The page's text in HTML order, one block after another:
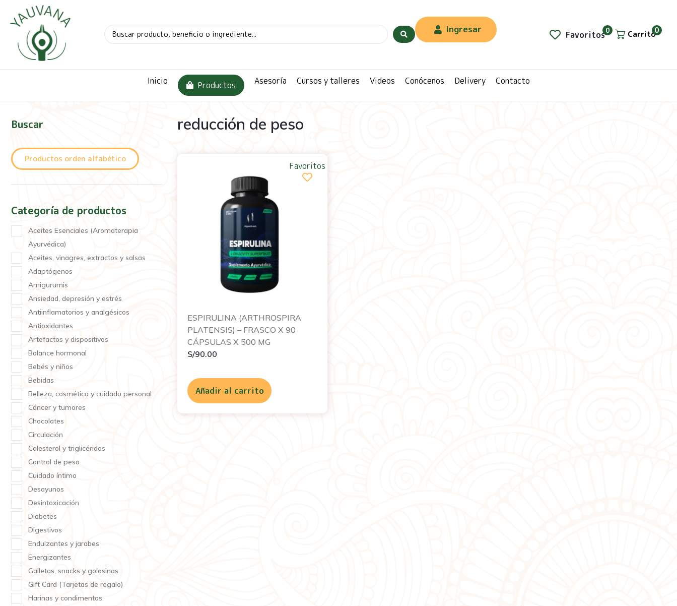
Ingresar Favoritos0 Carrito0
Inicio Productos Asesoría Cursos y talleres Videos Conócenos Delivery Contacto
Buscar
Productos orden alfabético
Categoría de productos
Aceites Esenciales (Aromaterapia
Ayurvédica)
Aceites, vinagres, extractos y salsas
Adaptógenos
Amigurumis
Ansiedad, depresión y estrés
Antiinflamatorios y analgésicos
Antioxidantes
Artefactos y dispositivos
Balance hormonal
Bebés y niños
Bebidas
Belleza, cosmética y cuidado personal
Cáncer y tumores
Chocolates
Circulación
Colesterol y triglicéridos
Control de peso
Cuidado íntimo
Desayunos
Desintoxicación
Diabetes
Digestivos
Endulzantes y jarabes
Energizantes
Galletas, snacks y golosinas
Gift Card (Tarjetas de regalo)
Harinas y condimentos
reducción de peso
ESPIRULINA (ARTHROSPIRA
PLATENSIS) – FRASCO X 90
CÁPSULAS X 500 MG
S/90.00
Añadir al carrito
Favoritos